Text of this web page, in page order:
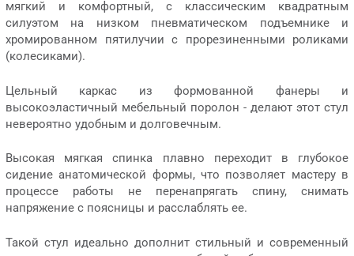
мягкий и комфортный, с классическим квадратным
силуэтом на низком пневматическом подъемнике и
хромированном пятилучии с прорезиненными роликами
(колесиками).
Цельный каркас из формованной фанеры и
высокоэластичный мебельный поролон - делают этот стул
невероятно удобным и долговечным.
Высокая мягкая спинка плавно переходит в глубокое
сидение анатомической формы, что позволяет мастеру в
процессе работы не перенапрягать спину, снимать
напряжение с поясницы и расслаблять ее.
Такой стул идеально дополнит стильный и современный